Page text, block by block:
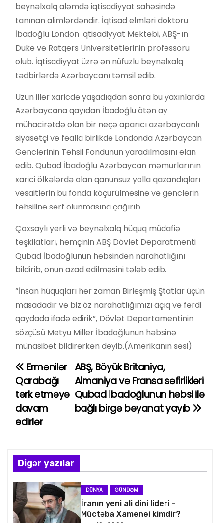
beynəlxalq aləmdə iqtisadiyyat sahəsində
tanınan alimlərdəndir. İqtisad elmləri doktoru
İbadoğlu London İqtisadiyyat Məktəbi, ABŞ-ın
Duke və Ratqers Universitetlərinin professoru
olub. İqtisadiyyat üzrə ən nüfuzlu beynəlxalq
tədbirlərdə Azərbaycanı təmsil edib.
Uzun illər xaricdə yaşadıqdan sonra bu yaxınlarda
Azərbaycana qayıdan İbadoğlu ötən ay
mühacirətdə olan bir neçə aparıcı azərbaycanlı
siyasətçi və fəalla birlikdə Londonda Azərbaycan
Gənclərinin Təhsil Fondunun yaradılmasını elan
edib. Qubad İbadoğlu Azərbaycan məmurlarının
xarici ölkələrdə olan qanunsuz yolla qazandıqları
vəsaitlərin bu fonda köçürülməsinə və gənclərin
təhsilinə sərf olunmasına çağırıb.
Çoxsaylı yerli və beynəlxalq hüquq müdafiə
təşkilatları, həmçinin ABŞ Dövlət Deparatmenti
Qubad İbadoğlunun həbsindən narahatlığını
bildirib, onun azad edilməsini tələb edib.
“İnsan hüquqları hər zaman Birləşmiş Ştatlar üçün
masadadır və biz öz narahatlığımızı açıq və fərdi
qaydada ifadə edirik”, Dövlət Departamentinin
sözçüsü Metyu Miller İbadoğlunun həbsinə
münasibət bildirərkən deyib.(Amerikanın səsi)
Y
a
z
n
a
v
i
ABŞ, Böyük Britaniya,
Almaniya və Fransa səfirlikləri
Qubad İbadoğlunun həbsi ilə
bağlı birgə bəyanat yayıb
Ermənilər
Qarabağı
tərk etməyə
davam
edirlər
Digər yazılar
DÜNYA GÜNDƏM
İranın yeni ali dini lideri –
Müctəba Xamenei kimdir?